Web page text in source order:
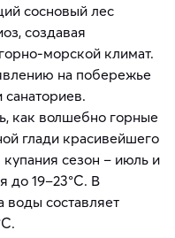
сосновый лес
создавая
морской климат.
на побережье
как волшебно горные
глади красивейшего
сезон – июль и
до 19–23°С. В
воды составляет